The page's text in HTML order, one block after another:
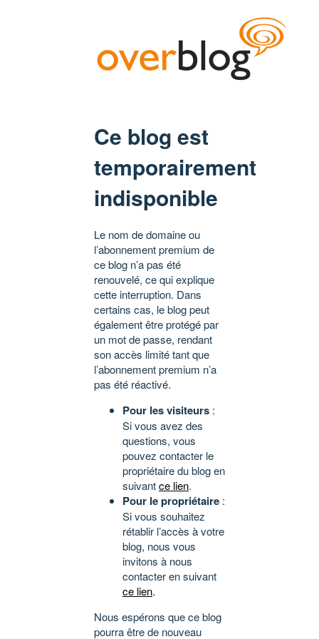
Ce blog est
temporairement
indisponible
Le nom de domaine ou
l’abonnement premium de
ce blog n’a pas été
renouvelé, ce qui explique
cette interruption. Dans
certains cas, le blog peut
également être protégé par
un mot de passe, rendant
son accès limité tant que
l’abonnement premium n’a
pas été réactivé.
Pour les visiteurs :
Si vous avez des
questions, vous
pouvez contacter le
propriétaire du blog en
suivantce lien.
Pour le propriétaire :
Si vous souhaitez
rétablir l’accès à votre
blog, nous vous
invitons à nous
contacter en suivant
ce lien.
Nous espérons que ce blog
pourra être de nouveau